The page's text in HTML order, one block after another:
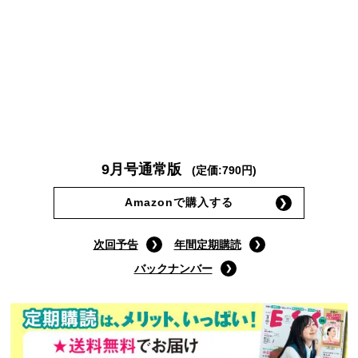
9月号通常版
Amazonで購入する
次回予告
年間定期購読
バックナンバー